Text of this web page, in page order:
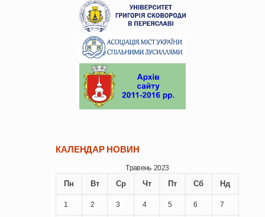
КАЛЕНДАР НОВИН
Травень 2023
Пн Вт Ср Чт Пт Сб Нд
1 2 3 4 5 6 7